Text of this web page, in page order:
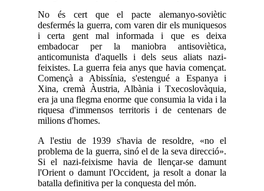
No és cert que el pacte alemanyo-soviètic
desfermés la guerra, com varen dir els muniquesos
i certa gent mal informada i que es deixa
embadocar per la maniobra antisoviètica,
anticomunista d'aquells i dels seus aliats nazi-
feixistes. La guerra feia anys que havia començat.
Començà a Abissínia, s'estengué a Espanya i
Xina, cremà Àustria, Albània i Txecoslovàquia,
era ja una flegma enorme que consumia la vida i la
riquesa d'immensos territoris i de centenars de
milions d'homes.
A l'estiu de 1939 s'havia de resoldre, «no el
problema de la guerra, sinó el de la seva direcció».
Si el nazi-feixisme havia de llençar-se damunt
l'Orient o damunt l'Occident, ja resolt a donar la
batalla definitiva per la conquesta del món.